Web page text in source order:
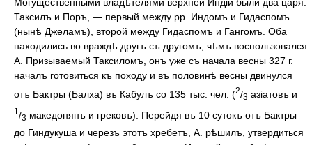
2/3 азіатовъ и
1 /3 македонянъ и грековъ). Перейдя въ 10 сутокъ отъ Бактры
до Гиндукуша и черезъ этотъ хребетъ, А. рѣшилъ, утвердиться